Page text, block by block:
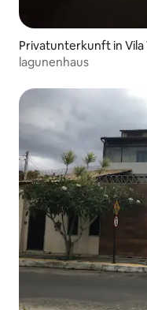
Privatunterkunft in Vila
lagunenhaus